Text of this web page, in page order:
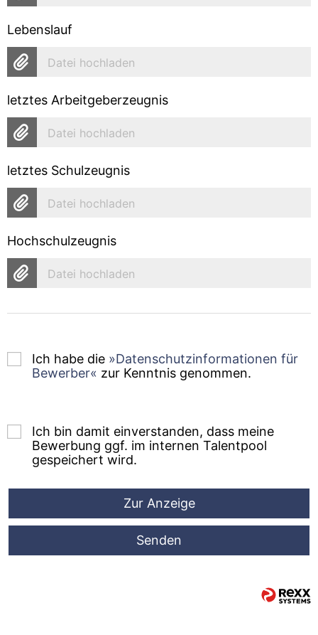
Lebenslauf
Datei hochladen
letztes Arbeitgeberzeugnis
Datei hochladen
letztes Schulzeugnis
Datei hochladen
Hochschulzeugnis
Datei hochladen
Ich habe die
Datenschutzinformationen für
Bewerber
zur Kenntnis genommen.
Ich bin damit einverstanden, dass meine
Bewerbung ggf. im internen Talentpool
gespeichert wird.
Zur Anzeige
Senden